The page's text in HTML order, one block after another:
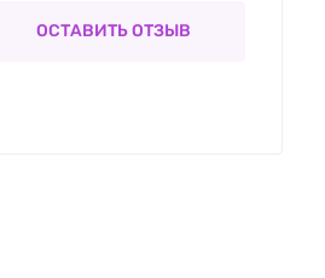
ОСТАВИТЬ ОТЗЫВ